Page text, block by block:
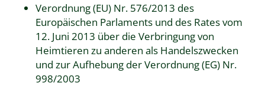
Verordnung (EU) Nr. 576/2013 des
Europäischen Parlaments und des Rates vom
12. Juni 2013 über die Verbringung von
Heimtieren zu anderen als Handelszwecken
und zur Aufhebung der Verordnung (EG) Nr.
998/2003